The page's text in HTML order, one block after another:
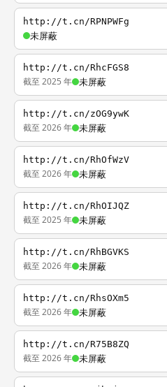
http://t.cn/RPNPWFg
未屏蔽
http://t.cn/RhcFGS8
截至 2025 年 未屏蔽
http://t.cn/zOG9ywK
截至 2026 年 未屏蔽
http://t.cn/RhOfWzV
截至 2026 年 未屏蔽
http://t.cn/RhOIJQZ
截至 2025 年 未屏蔽
http://t.cn/RhBGVKS
截至 2026 年 未屏蔽
http://t.cn/RhsOXm5
截至 2026 年 未屏蔽
http://t.cn/R75B8ZQ
截至 2026 年 未屏蔽